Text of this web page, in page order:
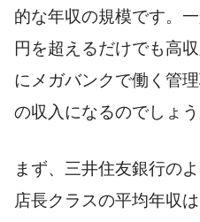
的な年収の規模です。
円を超えるだけでも高
にメガバンクで働く管
の収入になるのでしょう
まず、三井住友銀行の
店長クラスの平均年収